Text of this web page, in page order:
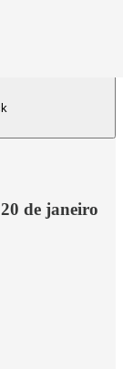
de janeiro